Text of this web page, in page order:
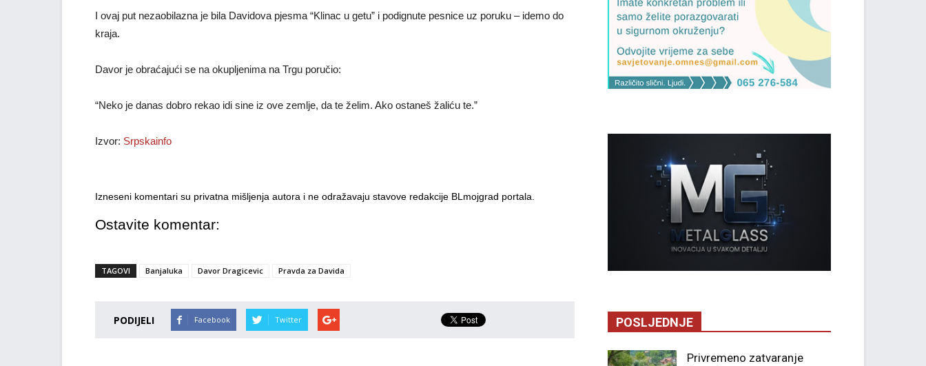
I ovaj put nezaobilazna je bila Davidova pjesma “Klinac u getu” i podignute pesnice uz poruku – idemo do
kraja.
Davor je obraćajući se na okupljenima na Trgu poručio:
“Neko je danas dobro rekao idi sine iz ove zemlje, da te želim. Ako ostaneš žaliću te.”
Izvor: Srpskainfo
Izneseni komentari su privatna mišljenja autora i ne odražavaju stavove redakcije BLmojgrad portala.
Ostavite komentar:
TAGOVI Banjaluka Davor Dragicevic Pravda za Davida
PODIJELI Facebook Twitter POSLJEDNJE
Privremeno zatvaranje